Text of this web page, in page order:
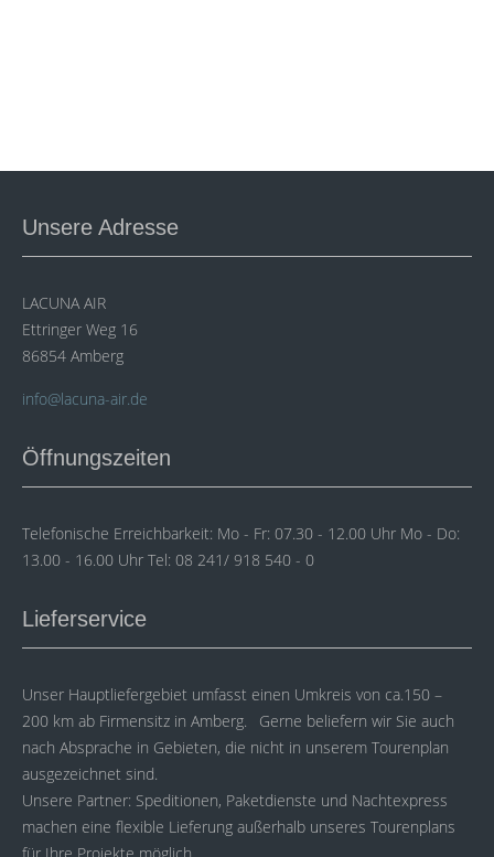
Unsere Adresse
LACUNA AIR
Ettringer Weg 16
86854 Amberg
info@lacuna-air.de
Öffnungszeiten
Telefonische Erreichbarkeit: Mo - Fr: 07.30 - 12.00 Uhr Mo - Do:
13.00 - 16.00 Uhr Tel: 08 241/ 918 540 - 0
Lieferservice
Unser Hauptliefergebiet umfasst einen Umkreis von ca.150 –
200 km ab Firmensitz in Amberg. Gerne beliefern wir Sie auch
nach Absprache in Gebieten, die nicht in unserem Tourenplan
ausgezeichnet sind.
Unsere Partner: Speditionen, Paketdienste und Nachtexpress
machen eine flexible Lieferung außerhalb unseres Tourenplans